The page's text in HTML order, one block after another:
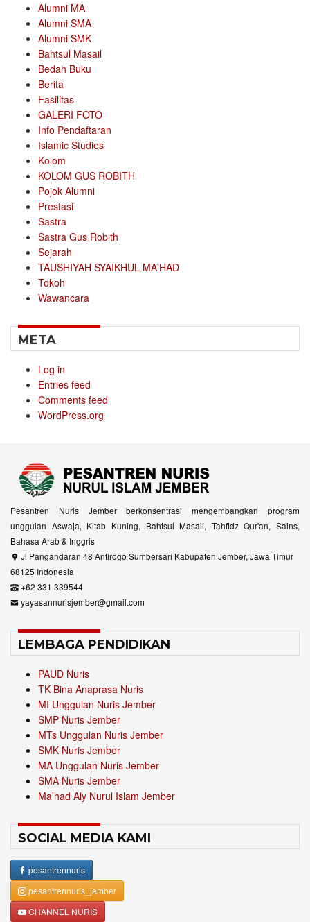
Alumni MA
Alumni SMA
Alumni SMK
Bahtsul Masail
Bedah Buku
Berita
Fasilitas
GALERI FOTO
Info Pendaftaran
Islamic Studies
Kolom
KOLOM GUS ROBITH
Pojok Alumni
Prestasi
Sastra
Sastra Gus Robith
Sejarah
TAUSHIYAH SYAIKHUL MA'HAD
Tokoh
Wawancara
META
Log in
Entries feed
Comments feed
WordPress.org
Pesantren Nuris Jember berkonsentrasi mengembangkan program
unggulan Aswaja, Kitab Kuning, Bahtsul Masail, Tahfidz Qur'an, Sains,
Bahasa Arab & Inggris
Jl Pangandaran 48 Antirogo Sumbersari Kabupaten Jember, Jawa Timur
68125 Indonesia
+62 331 339544
yayasannurisjember@gmail.com
LEMBAGA PENDIDIKAN
PAUD Nuris
TK Bina Anaprasa Nuris
MI Unggulan Nuris Jember
SMP Nuris Jember
MTs Unggulan Nuris Jember
SMK Nuris Jember
MA Unggulan Nuris Jember
SMA Nuris Jember
Ma’had Aly Nurul Islam Jember
SOCIAL MEDIA KAMI
pesantrennuris
pesantrennuris_jember
CHANNEL NURIS